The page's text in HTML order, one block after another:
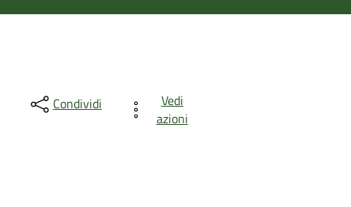
Condividi
Vedi
azioni